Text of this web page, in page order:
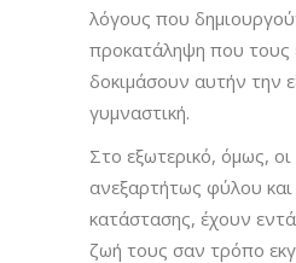
λόγους που
προκατάληψη που τους
δοκιμάσουν αυτήν την
γυμναστική.
Στο εξωτερικό, όμως,
ανεξαρτήτως φύλου και
κατάστασης, έχουν
ζωή τους σαν τρόπο